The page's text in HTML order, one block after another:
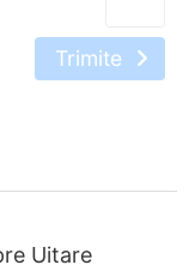
Trimite
Uitare